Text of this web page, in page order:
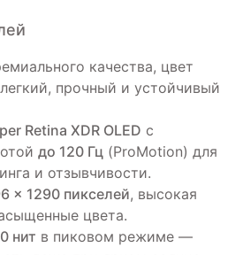
качества, цвет
прочный и устойчивый
Retina XDR OLED с
до 120 Гц (ProMotion) для
и отзывчивости.
× 1290 пикселей, высокая
цвета.
нит в пиковом режиме —